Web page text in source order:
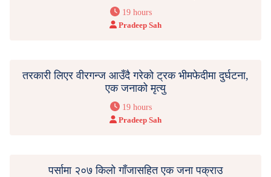
19 hours
Pradeep Sah
तरकारी लिएर वीरगन्ज आउँदै गरेको ट्रक भीमफेदीमा दुर्घटना,
एक जनाको मृत्यु
19 hours
Pradeep Sah
पर्सामा २०७ किलो गाँजासहित एक जना पक्राउ